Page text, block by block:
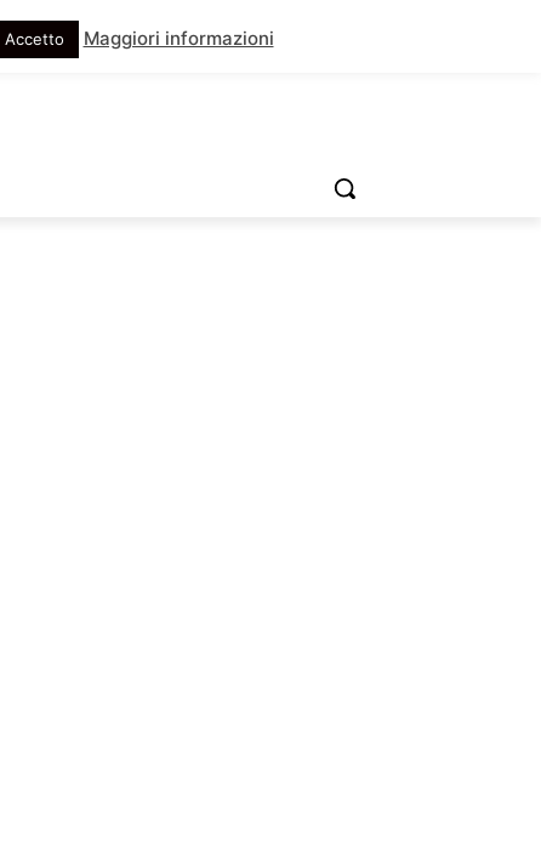
Accetto Maggiori informazioni